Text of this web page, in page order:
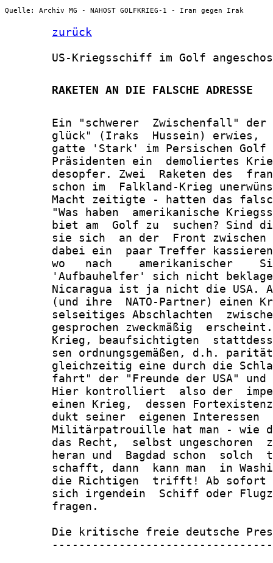
Quelle: Archiv MG - NAHOST GOLFKRIEG-1 - Iran gegen Irak
zurück
US-Kriegsschiff im Golf
       RAKETEN AN DIE FALSCHE ADRESSE
Ein "schwerer  Zwischenfall"
glück" (Iraks  Hussein) erwies,
gatte 'Stark' im Persischen
Präsidenten ein  demoliertes
desopfer. Zwei  Raketen des
schon im  Falkland-Krieg
Macht zeitigte - hatten das
"Was haben  amerikanische
biet am  Golf zu  suchen? Sind
sie sich  an der  Front
dabei ein  paar Treffer
wo   nach    amerikanischer
'Aufbauhelfer' sich nicht
Nicaragua ist ja nicht die USA.
(und ihre  NATO-Partner) einen
selseitiges Abschlachten
gesprochen zweckmäßig
Krieg, beaufsichtigten
sen ordnungsgemäßen, d.h.
gleichzeitig eine durch die
fahrt" der "Freunde der USA" und
Hier kontrolliert  also der
einen Krieg,  dessen
dukt seiner  eigenen Interessen
Militärpatrouille hat man - wie
das Recht,  selbst ungeschoren
heran und  Bagdad schon  solch
schafft, dann  kann man  in
die Richtigen  trifft! Ab
sich irgendein  Schiff oder
       fragen.
Die kritische freie deutsche